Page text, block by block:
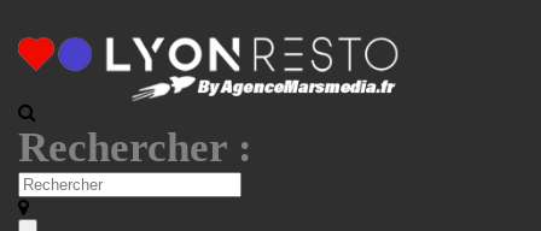
Rechercher :